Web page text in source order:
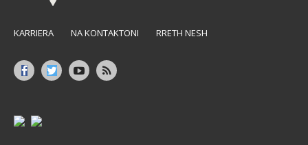
KARRIERA NA KONTAKTONI RRETH NESH